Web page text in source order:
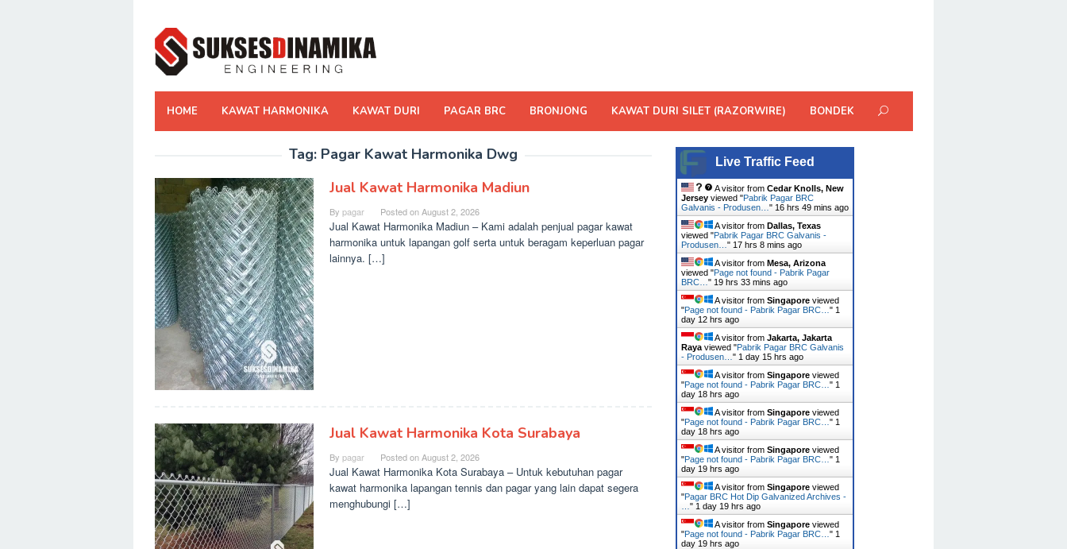
content
HOME KAWAT HARMONIKA KAWAT DURI PAGAR BRC BRONJONG KAWAT DURI SILET (RAZORWIRE) BONDEK
Tag: Pagar Kawat Harmonika Dwg
Jual Kawat Harmonika Madiun
By pagar Posted onAugust 2, 2026
Jual Kawat Harmonika Madiun – Kami adalah penjual pagar kawat
harmonika untuk lapangan golf serta untuk beragam keperluan pagar
lainnya. […]
Jual Kawat Harmonika Kota Surabaya
By pagar Posted onAugust 2, 2026
Jual Kawat Harmonika Kota Surabaya – Untuk kebutuhan pagar
kawat harmonika lapangan tennis dan pagar yang lain dapat segera
menghubungi […]
Live Traffic Feed
A visitor fromCedar Knolls, New
Jersey viewed "Pabrik Pagar BRC
Galvanis - Produsen…" 16 hrs 49 mins ago
A visitor fromDallas, Texas
viewed "Pabrik Pagar BRC Galvanis -
Produsen…" 17 hrs 8 mins ago
A visitor fromMesa, Arizona
viewed "Page not found - Pabrik Pagar
BRC…" 19 hrs 33 mins ago
A visitor fromSingapore viewed
"Page not found - Pabrik Pagar BRC…" 1
day 12 hrs ago
A visitor fromJakarta, Jakarta
Raya viewed "Pabrik Pagar BRC Galvanis
- Produsen…" 1 day 15 hrs ago
A visitor fromSingapore viewed
"Page not found - Pabrik Pagar BRC…" 1
day 18 hrs ago
A visitor fromSingapore viewed
"Page not found - Pabrik Pagar BRC…" 1
day 18 hrs ago
A visitor fromSingapore viewed
"Page not found - Pabrik Pagar BRC…" 1
day 19 hrs ago
A visitor fromSingapore viewed
"Pagar BRC Hot Dip Galvanized Archives -
…" 1 day 19 hrs ago
A visitor fromSingapore viewed
"Page not found - Pabrik Pagar BRC…" 1
day 19 hrs ago